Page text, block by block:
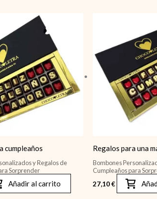
cumpleaños
y Regalos de
Sorprender
Añadir al carrito
Regalos para una
Bombones
Cumpleaños para
27,10€